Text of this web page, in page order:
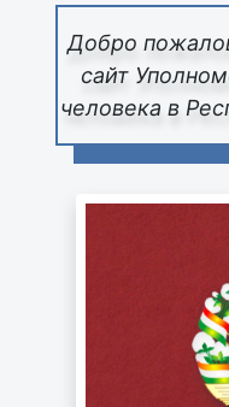
Добро
сайт
человека в